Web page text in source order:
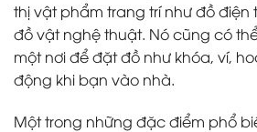
thị vật phẩm trang trí như đồ điện
đồ vật nghệ thuật. Nó cũng có
một nơi để đặt đồ như khóa, ví,
động khi bạn vào nhà.
Một trong những đặc điểm phổ